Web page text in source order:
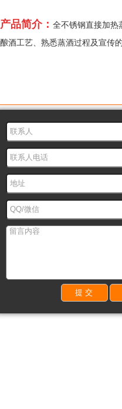
产品简介： 全不锈钢直接加热
酿酒工艺、熟悉蒸酒过程及宣传